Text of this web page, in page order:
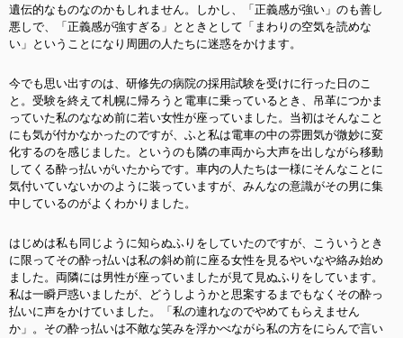
遺伝的なものなのかもしれません。しかし、「正義感が強い」のも善し
悪しで、「正義感が強すぎる」とときとして「まわりの空気を読めな
い」ということになり周囲の人たちに迷惑をかけます。
今でも思い出すのは、研修先の病院の採用試験を受けに行った日のこ
と。受験を終えて札幌に帰ろうと電車に乗っているとき、吊革につかま
っていた私のななめ前に若い女性が座っていました。当初はそんなこと
にも気が付かなかったのですが、ふと私は電車の中の雰囲気が微妙に変
化するのを感じました。というのも隣の車両から大声を出しながら移動
してくる酔っ払いがいたからです。車内の人たちは一様にそんなことに
気付いていないかのように装っていますが、みんなの意識がその男に集
中しているのがよくわかりました。
はじめは私も同じように知らぬふりをしていたのですが、こういうとき
に限ってその酔っ払いは私の斜め前に座る女性を見るやいなや絡み始め
ました。両隣には男性が座っていましたが見て見ぬふりをしています。
私は一瞬戸惑いましたが、どうしようかと思案するまでもなくその酔っ
払いに声をかけていました。「私の連れなのでやめてもらえません
か」。その酔っ払いは不敵な笑みを浮かべながら私の方をにらんで言い